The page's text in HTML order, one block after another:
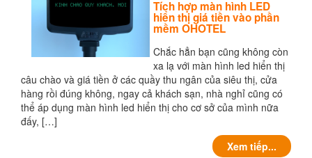
Tích hợp màn hình LED
hiển thị giá tiền vào phần
mềm OHOTEL
Chắc hẳn bạn cũng không còn
xa lạ với màn hình led hiển thị
câu chào và giá tiền ở các quầy thu ngân của siêu thị, cửa
hàng rồi đúng không, ngay cả khách sạn, nhà nghỉ cũng có
thể áp dụng màn hình led hiển thị cho cơ sở của mình nữa
đấy, […]
Xem tiếp...